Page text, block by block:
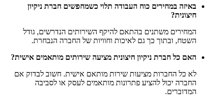
באיזה במחירים כוח העבודה תלוי כשמחפשים חברת ניקיון
חיצונית?
המחירים משתנים בהתאם להיקף השירותים הנדרשים, גודל
השטח, ובתוך כך גם לאיכות וחוויות של החברה הנבחרת.
האם כל חברת ניקיון חיצונית מציעה שירותים מותאמים אישית?
לא כל החברות מציעות שירות מותאם אישית. חשוב לבדוק אם
החברה יכול להציע פתרונות מותאמים לעסק או לסביבה
המדוברים.